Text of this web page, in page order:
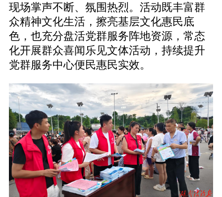
现场掌声不断、氛围热烈。活动既丰富群
众精神文化生活，擦亮基层文化惠民底
色，也充分盘活党群服务阵地资源，常态
化开展群众喜闻乐见文体活动，持续提升
党群服务中心便民惠民实效。